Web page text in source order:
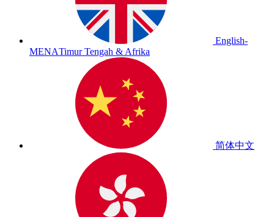
English-
MENATimur Tengah & Afrika
简体中文